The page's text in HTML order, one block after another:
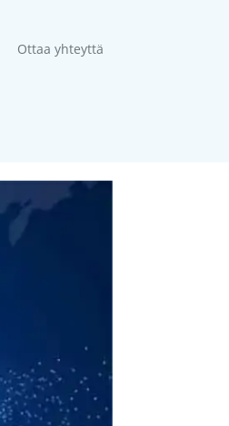
Ottaa yhteyttä